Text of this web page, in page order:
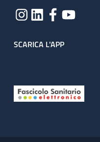
SCARICA L'APP